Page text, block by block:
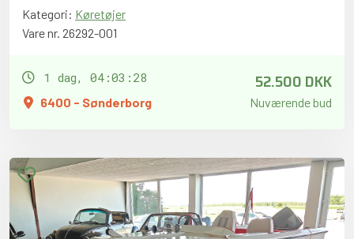
Kategori: Køretøjer
Vare nr. 26292-001
1 dag, 04:03:27
6400 - Sønderborg
52.500 DKK
Nuværende bud